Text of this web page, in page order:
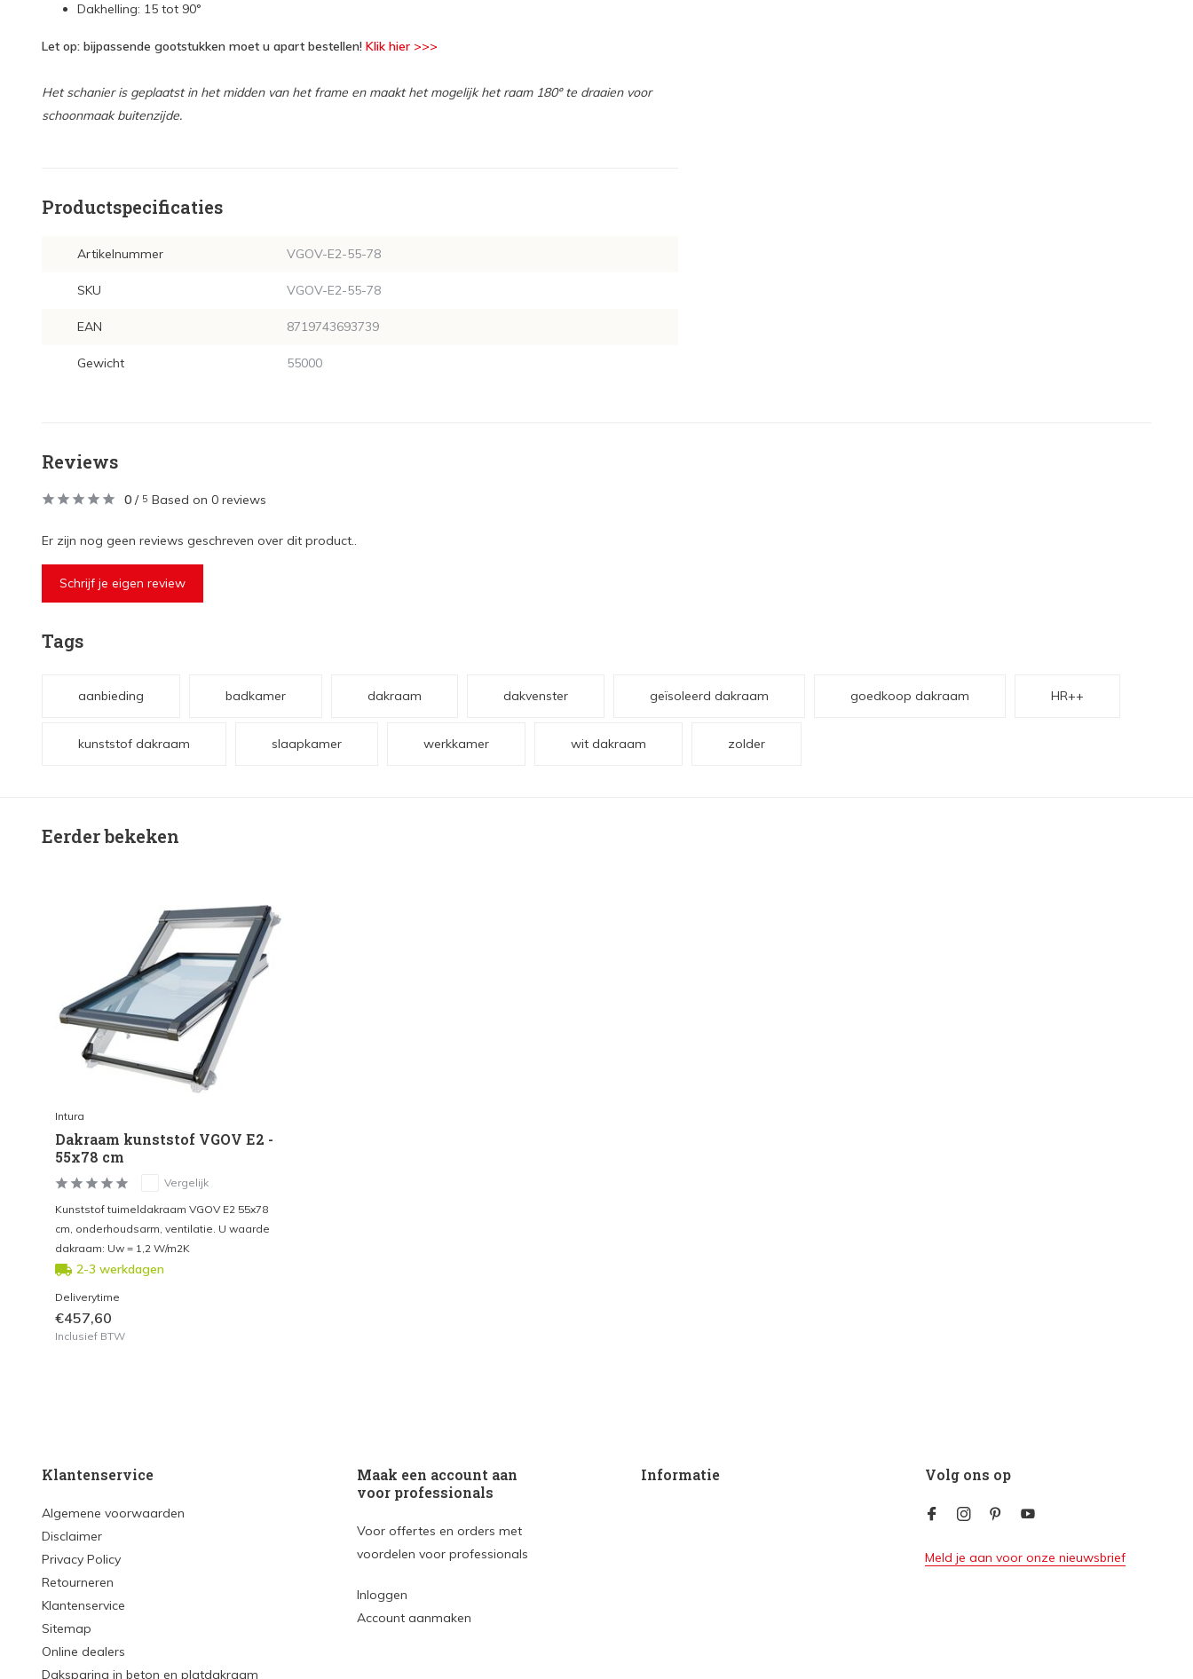
Dakhelling: 15 tot 90°
Let op: bijpassende gootstukken moet u apart bestellen! Klik hier >>>
Het schanier is geplaatst in het midden van het frame en maakt het mogelijk het raam 180º te draaien voor
schoonmaak buitenzijde.
Productspecificaties
Artikelnummer VGOV-E2-55-78
SKU VGOV-E2-55-78
EAN 8719743693739
Gewicht 55000
Reviews
0 / 5 Based on 0 reviews
Er zijn nog geen reviews geschreven over dit product..
Schrijf je eigen review
Tags
aanbieding badkamer dakraam dakvenster geïsoleerd dakraam goedkoop dakraam HR++
kunststof dakraam slaapkamer werkkamer wit dakraam zolder
Eerder bekeken
Intura
Dakraam kunststof VGOV E2 -
55x78 cm
Vergelijk
Kunststof tuimeldakraam VGOV E2 55x78
cm, onderhoudsarm, ventilatie. U waarde
dakraam: Uw = 1,2 W/m2K
2-3 werkdagen
Deliverytime
€457,60
Inclusief BTW
Klantenservice
Algemene voorwaarden
Disclaimer
Privacy Policy
Retourneren
Klantenservice
Sitemap
Online dealers
Daksparing in beton en platdakraam
Maak een account aan
voor professionals
Voor offertes en orders met
voordelen voor professionals
Inloggen
Account aanmaken
Informatie Volg ons op
Meld je aan voor onze nieuwsbrief